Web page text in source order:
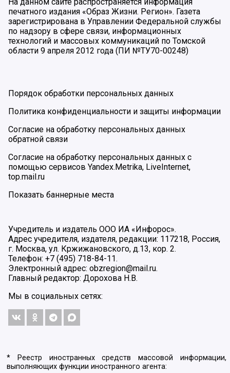
печатного издания «Образ Жизни. Регион». Газета
зарегистрирована в Управлении Федеральной службы
по надзору в сфере связи, информационных
технологий и массовых коммуникаций по Томской
области 9 апреля 2012 года (ПИ №ТУ70-00248)
Порядок обработки персональных данных
Политика конфиденциальности и защиты информации
Согласие на обработку персональных данных
обратной связи
Согласие на обработку персональных данных с
помощью сервисов Yandex.Metrika, LiveInternet,
top.mail.ru
Показать баннерные места
Учредитель и издатель ООО ИА «Инфорос».
Адрес учредителя, издателя, редакции: 117218, Россия,
г. Москва, ул. Кржижановского, д.13, кор. 2.
Телефон: +7 (495) 718-84-11.
Электронный адрес: obzregion@mail.ru.
Главный редактор: Дорохова Н.В.
Мы в социальных сетях:
* Реестр иностранных средств массовой информации,
выполняющих функции иностранного агента: